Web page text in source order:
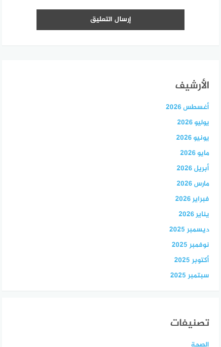
الأرشيف
أغسطس 2026
يوليو 2026
يونيو 2026
مايو 2026
أبريل 2026
مارس 2026
فبراير 2026
يناير 2026
ديسمبر 2025
نوفمبر 2025
أكتوبر 2025
سبتمبر 2025
تصنيفات